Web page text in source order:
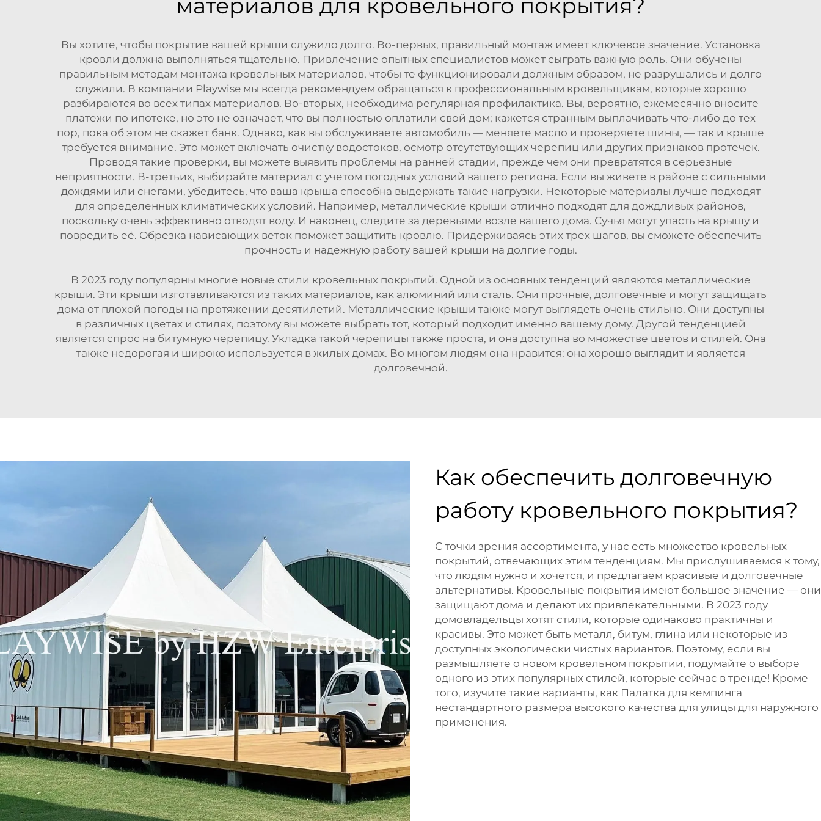
материалов для кровельного покрытия?
Вы хотите, чтобы покрытие вашей крыши служило долго. Во-первых, правильный монтаж имеет ключевое значение. Установка
кровли должна выполняться тщательно. Привлечение опытных специалистов может сыграть важную роль. Они обучены
правильным методам монтажа кровельных материалов, чтобы те функционировали должным образом, не разрушались и долго
служили. В компании Playwise мы всегда рекомендуем обращаться к профессиональным кровельщикам, которые хорошо
разбираются во всех типах материалов. Во-вторых, необходима регулярная профилактика. Вы, вероятно, ежемесячно вносите
платежи по ипотеке, но это не означает, что вы полностью оплатили свой дом; кажется странным выплачивать что-либо до тех
пор, пока об этом не скажет банк. Однако, как вы обслуживаете автомобиль — меняете масло и проверяете шины, — так и крыше
требуется внимание. Это может включать очистку водостоков, осмотр отсутствующих черепиц или других признаков протечек.
Проводя такие проверки, вы можете выявить проблемы на ранней стадии, прежде чем они превратятся в серьезные
неприятности. В-третьих, выбирайте материал с учетом погодных условий вашего региона. Если вы живете в районе с сильными
дождями или снегами, убедитесь, что ваша крыша способна выдержать такие нагрузки. Некоторые материалы лучше подходят
для определенных климатических условий. Например, металлические крыши отлично подходят для дождливых районов,
поскольку очень эффективно отводят воду. И наконец, следите за деревьями возле вашего дома. Сучья могут упасть на крышу и
повредить её. Обрезка нависающих веток поможет защитить кровлю. Придерживаясь этих трех шагов, вы сможете обеспечить
прочность и надежную работу вашей крыши на долгие годы.
В 2023 году популярны многие новые стили кровельных покрытий. Одной из основных тенденций являются металлические
крыши. Эти крыши изготавливаются из таких материалов, как алюминий или сталь. Они прочные, долговечные и могут защищать
дома от плохой погоды на протяжении десятилетий. Металлические крыши также могут выглядеть очень стильно. Они доступны
в различных цветах и стилях, поэтому вы можете выбрать тот, который подходит именно вашему дому. Другой тенденцией
является спрос на битумную черепицу. Укладка такой черепицы также проста, и она доступна во множестве цветов и стилей. Она
также недорогая и широко используется в жилых домах. Во многом людям она нравится: она хорошо выглядит и является
долговечной.
Как обеспечить долговечную
работу кровельного покрытия?
С точки зрения ассортимента, у нас есть множество кровельных
покрытий, отвечающих этим тенденциям. Мы прислушиваемся к тому,
что людям нужно и хочется, и предлагаем красивые и долговечные
альтернативы. Кровельные покрытия имеют большое значение — они
защищают дома и делают их привлекательными. В 2023 году
домовладельцы хотят стили, которые одинаково практичны и
красивы. Это может быть металл, битум, глина или некоторые из
доступных экологически чистых вариантов. Поэтому, если вы
размышляете о новом кровельном покрытии, подумайте о выборе
одного из этих популярных стилей, которые сейчас в тренде! Кроме
того, изучите такие варианты, как Палатка для кемпинга
нестандартного размера высокого качества для улицы для наружного
применения.